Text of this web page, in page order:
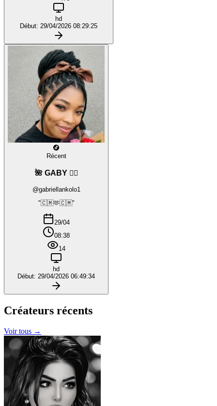
hd
Début: 29/04/2026 08:29:25
Récent
🌺 GABY ❤️‍🔥
@gabriellankolo1
"🇨🇲🫶🇨🇲"
29/04
08:38
14
hd
Début: 29/04/2026 06:49:34
Créateurs récents
Voir tous →